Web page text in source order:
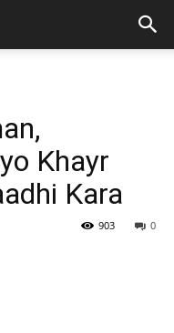
Khayr
Kara
0
903